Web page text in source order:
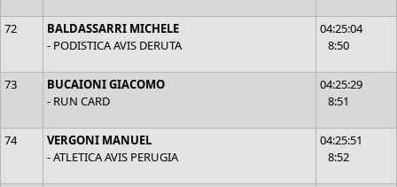
72
BALDASSARRI MICHELE
- PODISTICA AVIS DERUTA
04:25:04
8:50
73
BUCAIONI GIACOMO
- RUN CARD
04:25:29
8:51
74
VERGONI MANUEL
- ATLETICA AVIS PERUGIA
04:25:51
8:52